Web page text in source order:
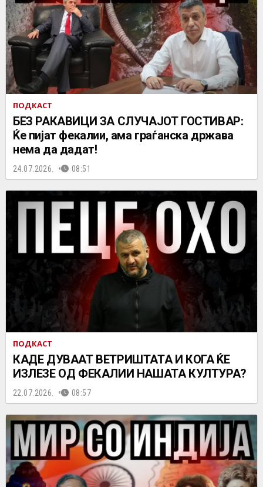
ПОДКАСТ
БЕЗ РАКАВИЦИ ЗА СЛУЧАЈОТ ГОСТИВАР:
Ќе пијат фекалии, ама граѓанска држава
нема да дадат!
24.07.2026. 08:51
ПОДКАСТ
КАДЕ ДУВААТ ВЕТРИШТАТА И КОГА ЌЕ
ИЗЛЕЗЕ ОД ФЕКАЛИИ НАШАТА КУЛТУРА?
22.07.2026. 08:57